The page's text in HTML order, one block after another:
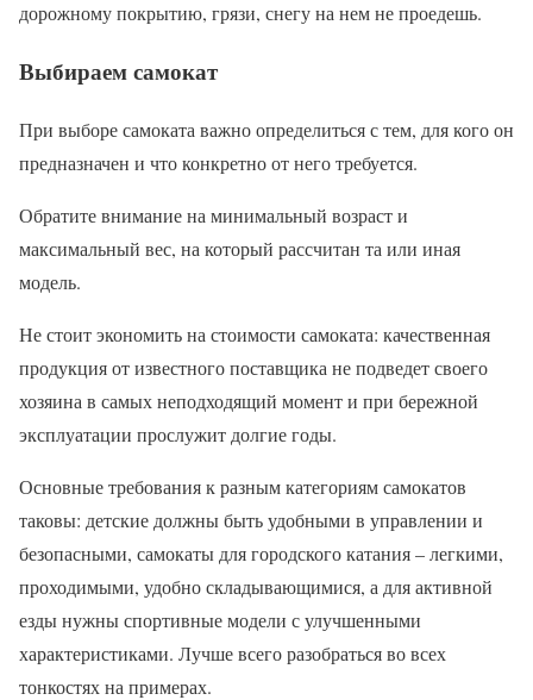
дорожному покрытию, грязи, снегу на нем не проедешь.
Выбираем самокат
При выборе самоката важно определиться с тем, для кого он
предназначен и что конкретно от него требуется.
Обратите внимание на минимальный возраст и
максимальный вес, на который рассчитан та или иная
модель.
Не стоит экономить на стоимости самоката: качественная
продукция от известного поставщика не подведет своего
хозяина в самых неподходящий момент и при бережной
эксплуатации прослужит долгие годы.
Основные требования к разным категориям самокатов
таковы: детские должны быть удобными в управлении и
безопасными, самокаты для городского катания – легкими,
проходимыми, удобно складывающимися, а для активной
езды нужны спортивные модели с улучшенными
характеристиками. Лучше всего разобраться во всех
тонкостях на примерах.